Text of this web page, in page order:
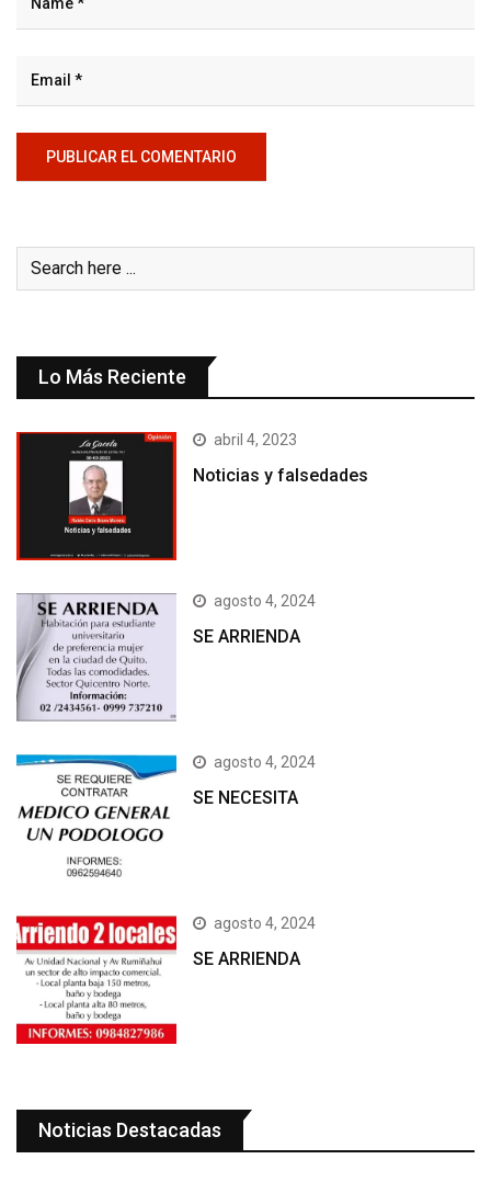
Lo Más Reciente
abril 4, 2023
Noticias y falsedades
agosto 4, 2024
SE ARRIENDA
agosto 4, 2024
SE NECESITA
agosto 4, 2024
SE ARRIENDA
Noticias Destacadas